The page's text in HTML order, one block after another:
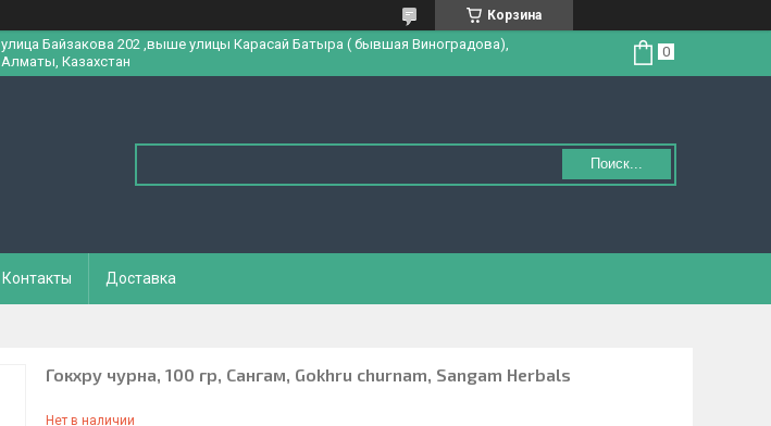
Корзина
улица Байзакова 202 ,выше улицы Карасай Батыра ( бывшая Виноградова),
Алматы, Казахстан
Поиск...
Контакты Доставка
Гокхру чурна, 100 гр, Сангам, Gokhru churnam, Sangam Herbals
Нет в наличии